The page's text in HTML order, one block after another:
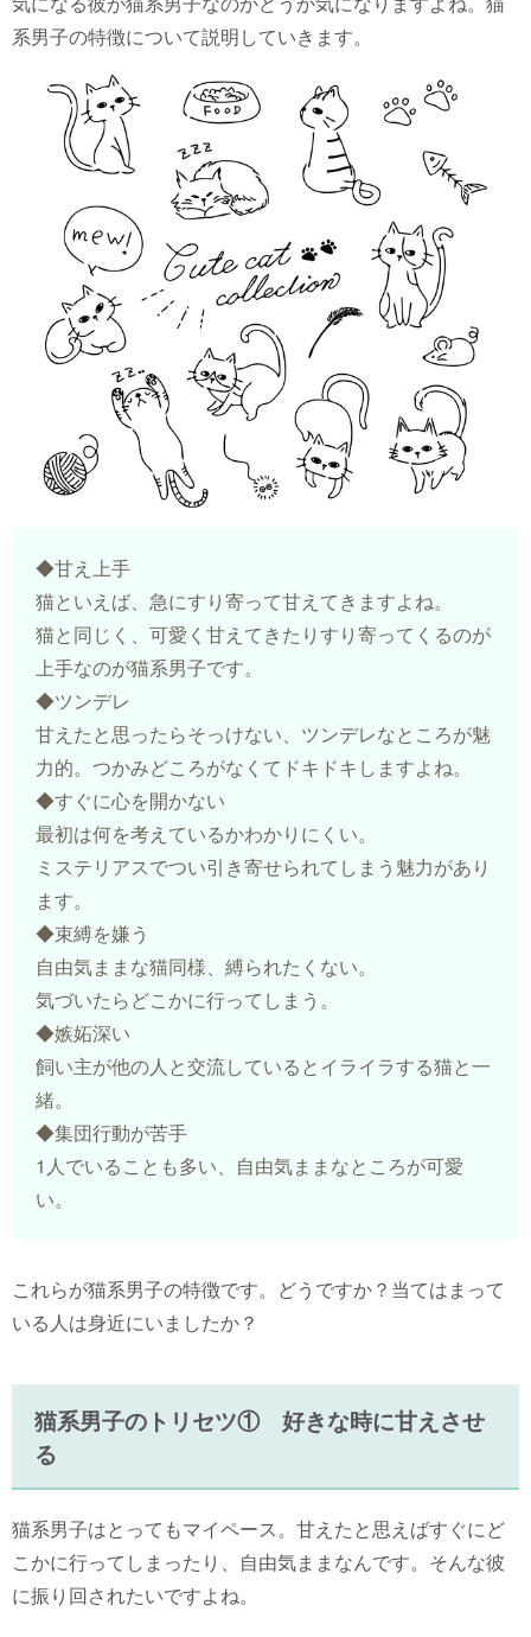
系男子の特徴について説明していきます。
◆甘え上手
猫といえば、急にすり寄って甘えてきますよね。
猫と同じく、可愛く甘えてきたりすり寄ってくるのが
上手なのが猫系男子です。
◆ツンデレ
甘えたと思ったらそっけない、ツンデレなところが魅
力的。つかみどころがなくてドキドキしますよね。
◆すぐに心を開かない
最初は何を考えているかわかりにくい。
ミステリアスでつい引き寄せられてしまう魅力があり
ます。
◆束縛を嫌う
自由気ままな猫同様、縛られたくない。
気づいたらどこかに行ってしまう。
◆嫉妬深い
飼い主が他の人と交流しているとイライラする猫と一
緒。
◆集団行動が苦手
1人でいることも多い、自由気ままなところが可愛
い。
これらが猫系男子の特徴です。どうですか？当てはまって
いる人は身近にいましたか？
猫系男子のトリセツ① 好きな時に甘えさせ
る
猫系男子はとってもマイペース。甘えたと思えばすぐにど
こかに行ってしまったり、自由気ままなんです。そんな彼
に振り回されたいですよね。